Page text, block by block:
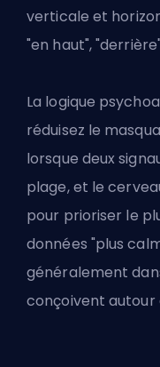
verticale et
"en haut",
La logique
réduisez le
lorsque deux
plage, et le
pour prioriser le
données "plus
généralement
conçoivent autour